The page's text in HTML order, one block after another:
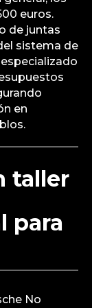
euros.
de juntas
sistema de
en
taller
para
No